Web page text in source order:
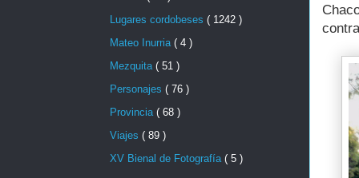
Lugares cordobeses ( 1242 )
Mateo Inurria ( 4 )
Mezquita ( 51 )
Personajes ( 76 )
Provincia ( 68 )
Viajes ( 89 )
XV Bienal de Fotografía ( 5 )